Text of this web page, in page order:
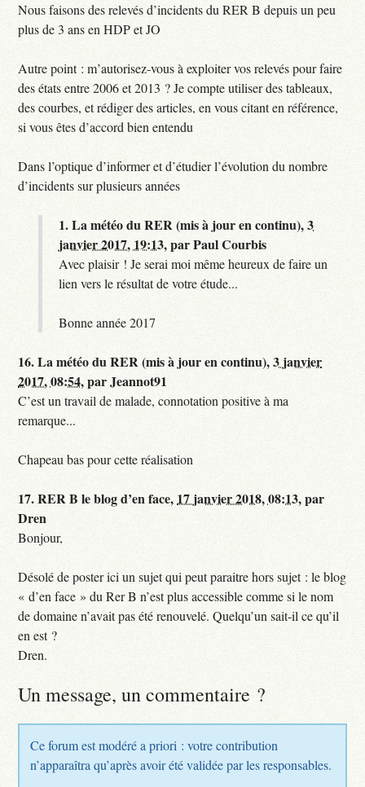
Nous faisons des relevés d’incidents du RER B depuis un peu
plus de 3 ans en HDP et JO
Autre point : m’autorisez-vous à exploiter vos relevés pour faire
des états entre 2006 et 2013 ? Je compte utiliser des tableaux,
des courbes, et rédiger des articles, en vous citant en référence,
si vous êtes d’accord bien entendu
Dans l’optique d’informer et d’étudier l’évolution du nombre
d’incidents sur plusieurs années
1.La météo du RER (mis à jour en continu),3
janvier 2017, 19:13,parPaul Courbis
Avec plaisir ! Je serai moi même heureux de faire un
lien vers le résultat de votre étude...
Bonne année 2017
16.La météo du RER (mis à jour en continu),3 janvier
2017, 08:54,parJeannot91
C’est un travail de malade, connotation positive à ma
remarque...
Chapeau bas pour cette réalisation
17.RER B le blog d’en face, 17 janvier 2018, 08:13,par
Dren
Bonjour,
Désolé de poster ici un sujet qui peut paraitre hors sujet : le blog
« d’en face » du Rer B n’est plus accessible comme si le nom
de domaine n’avait pas été renouvelé. Quelqu’un sait-il ce qu’il
en est ?
Dren.
Un message, un commentaire ?
Ce forum est modéré a priori : votre contribution
n’apparaîtra qu’après avoir été validée par les responsables.